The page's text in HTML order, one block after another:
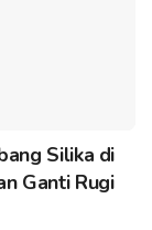
Silika di
Ganti Rugi